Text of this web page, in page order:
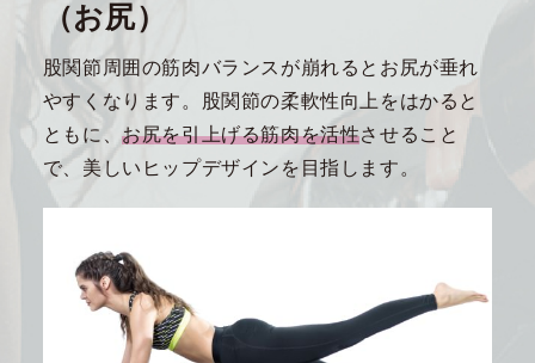
（お尻）
股関節周囲の筋肉バランスが崩れるとお尻が垂れ
やすくなります。股関節の柔軟性向上をはかると
ともに、お尻を引上げる筋肉を活性させること
で、美しいヒップデザインを目指します。